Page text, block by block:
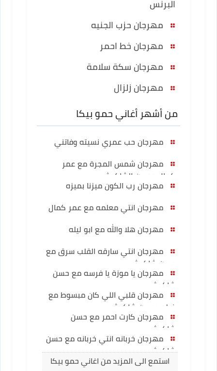
البرنس
مهرجان حزب الجنيه
مهرجان خط احمر
مهرجان سكة سلامة
مهرجان زلزال
من أشهر أغاني حمو بيكا
مهرجان حب عمري نسيته وفاتني
مهرجان شمس المجرة مع عمر
كمال وحسن الشاكوش
مهرجان رب الكون ميزنا بميزه
مهرجان انتي معلمه مع عمر كمال
مهرجان هلا والله مع ابو ليله
مهرجان انتي سارقه القلب سرق مع
حسن شاكوش
مهرجان يا موزة يا فرسه مع حسن
شاكوش
مهرجان قلبي اللي كان مبسوط مع
فيلو وحسن شاكوش
مهرجان كارت احمر مع حسن
شاكوش
مهرجان خربانه انتي خربانه مع حسن
شاكوش
استمع الى المزيد من اغاني حمو بيكا